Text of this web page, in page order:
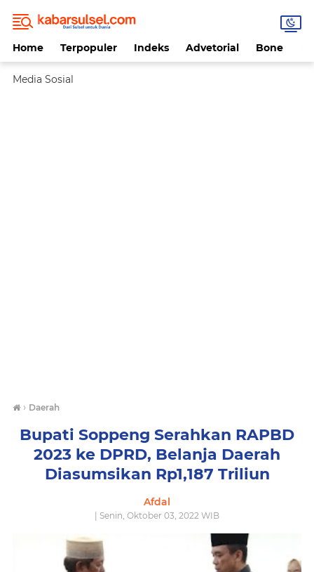
Home Terpopuler Indeks Advetorial Bone
Media Sosial
› Daerah
Bupati Soppeng Serahkan RAPBD
2023 ke DPRD, Belanja Daerah
Diasumsikan Rp1,187 Triliun
Afdal
| Senin, Oktober 03, 2022 WIB